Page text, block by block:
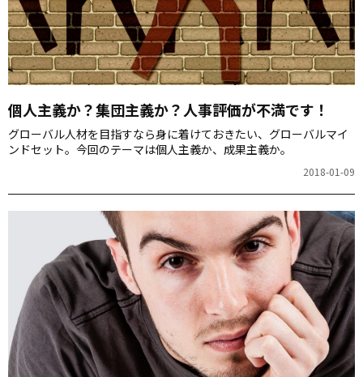
個人主義か？集団主義か？人事評価が不満です！
グローバル人材を目指すなら身に着けておきたい、グローバルマイ
ンドセット。今回のテーマは個人主義か、成果主義か。
2018-01-09